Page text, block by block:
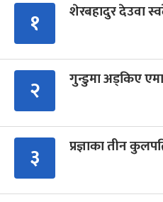
१ शेरबहादुर देउवा
२ गुन्डुमा अड्किए
३ प्रज्ञाका तीन